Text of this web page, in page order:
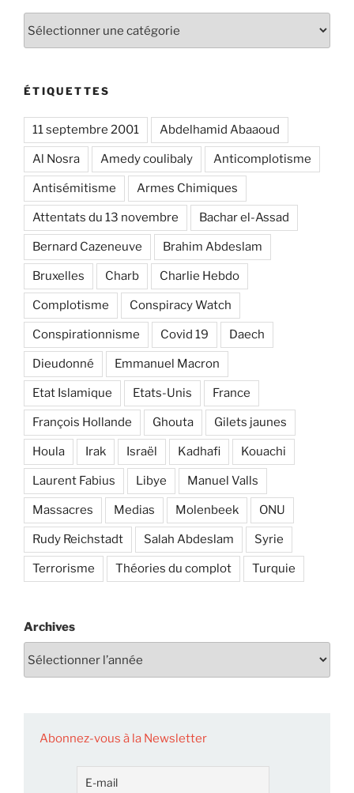
ÉTIQUETTES
11 septembre 2001 Abdelhamid Abaaoud
Al Nosra Amedy coulibaly Anticomplotisme
Antisémitisme Armes Chimiques
Attentats du 13 novembre Bachar el-Assad
Bernard Cazeneuve Brahim Abdeslam
Bruxelles Charb Charlie Hebdo
Complotisme Conspiracy Watch
Conspirationnisme Covid 19 Daech
Dieudonné Emmanuel Macron
Etat Islamique Etats-Unis France
François Hollande Ghouta Gilets jaunes
Houla Irak Israël Kadhafi Kouachi
Laurent Fabius Libye Manuel Valls
Massacres Medias Molenbeek ONU
Rudy Reichstadt Salah Abdeslam Syrie
Terrorisme Théories du complot Turquie
Archives
Abonnez-vous à la Newsletter